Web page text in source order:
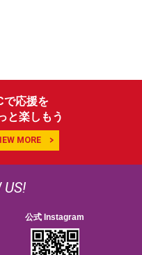
で応援を
と楽しもう
MORE
US!
公式 Instagram